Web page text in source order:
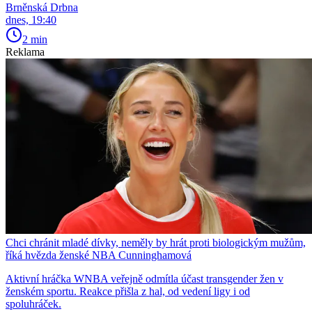
Brněnská Drbna
dnes, 19:40
2 min
Reklama
Chci chránit mladé dívky, neměly by hrát proti biologickým mužům,
říká hvězda ženské NBA Cunninghamová
Aktivní hráčka WNBA veřejně odmítla účast transgender žen v
ženském sportu. Reakce přišla z hal, od vedení ligy i od
spoluhráček.